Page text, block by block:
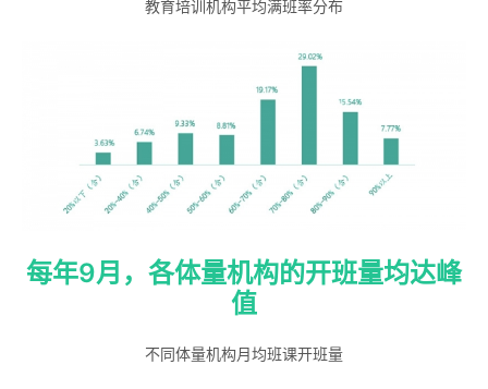
教育培训机构平均满班率分布
每年9月，各体量机构的开班量均达峰
值
不同体量机构月均班课开班量